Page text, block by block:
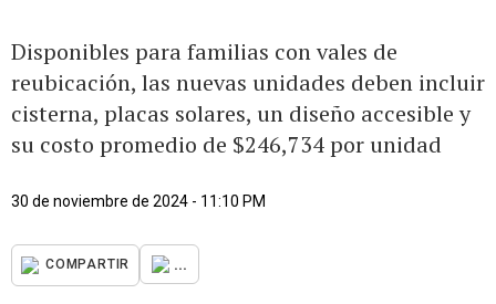
Disponibles para familias con vales de
reubicación, las nuevas unidades deben incluir
cisterna, placas solares, un diseño accesible y
su costo promedio de $246,734 por unidad
30 de noviembre de 2024 - 11:10 PM
COMPARTIR ...